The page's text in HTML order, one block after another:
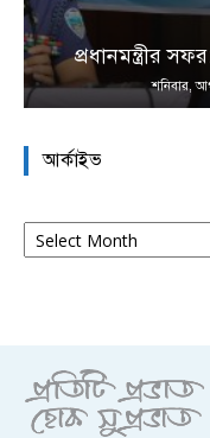
প্রধানমন্ত্রীর
শনিবার,
আর্কাইভ
আর্কাইভ